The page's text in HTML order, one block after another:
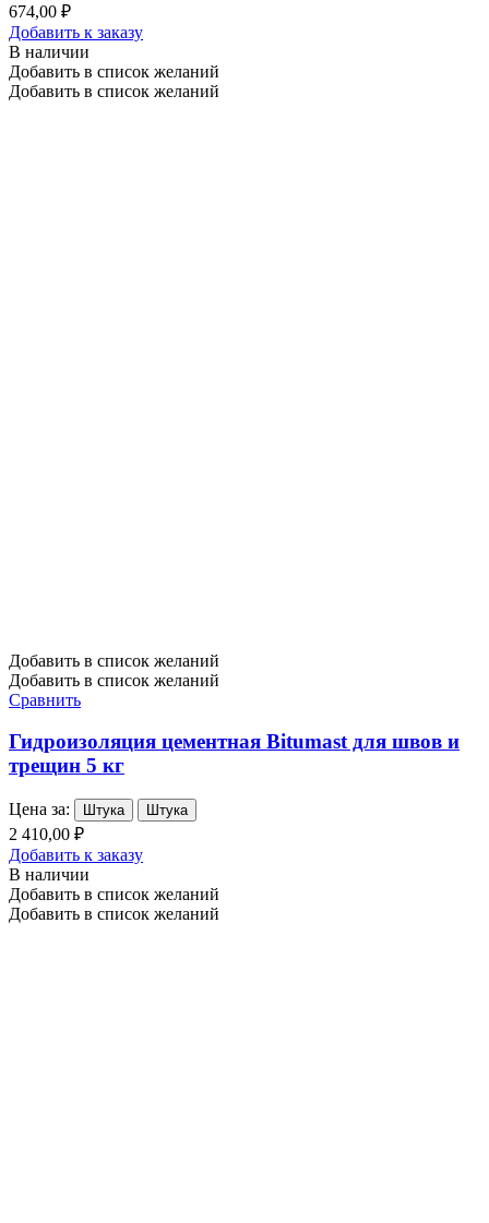
674,00 ₽
Добавить к заказу
В наличии
Добавить в список желаний
Добавить в список желаний
Добавить в список желаний
Добавить в список желаний
Сравнить
Гидроизоляция цементная Bitumast для швов и
трещин 5 кг
Цена за: Штука Штука
2 410,00 ₽
Добавить к заказу
В наличии
Добавить в список желаний
Добавить в список желаний